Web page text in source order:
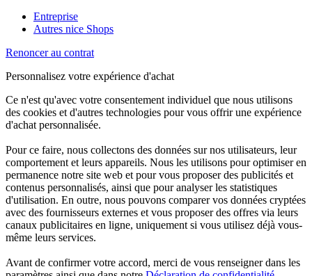
Entreprise
Autres nice Shops
Renoncer au contrat
Personnalisez votre expérience d'achat
Ce n'est qu'avec votre consentement individuel que nous utilisons
des cookies et d'autres technologies pour vous offrir une expérience
d'achat personnalisée.
Pour ce faire, nous collectons des données sur nos utilisateurs, leur
comportement et leurs appareils. Nous les utilisons pour optimiser en
permanence notre site web et pour vous proposer des publicités et
contenus personnalisés, ainsi que pour analyser les statistiques
d'utilisation. En outre, nous pouvons comparer vos données cryptées
avec des fournisseurs externes et vous proposer des offres via leurs
canaux publicitaires en ligne, uniquement si vous utilisez déjà vous-
même leurs services.
Avant de confirmer votre accord, merci de vous renseigner dans les